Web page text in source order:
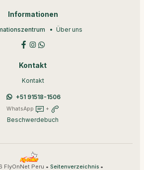
Informationen
Über uns
Kontakt
Kontakt
+51 91518-1506
WhatsApp +
Beschwerdebuch
Peru • Seitenverzeichnis•